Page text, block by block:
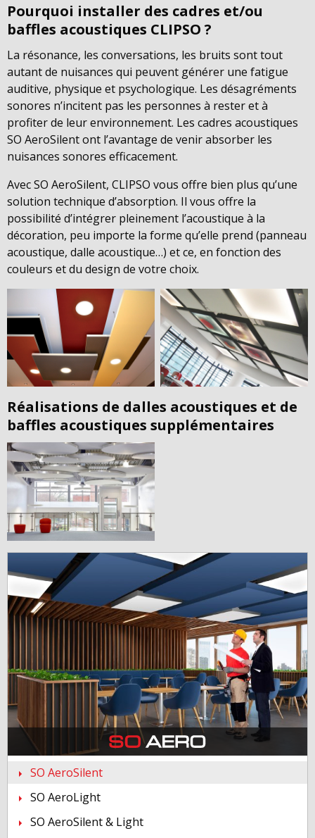
Pourquoi installer des cadres et/ou
baffles acoustiques CLIPSO ?
La résonance, les conversations, les bruits sont tout
autant de nuisances qui peuvent générer une fatigue
auditive, physique et psychologique. Les désagréments
sonores n’incitent pas les personnes à rester et à
profiter de leur environnement. Les cadres acoustiques
SO AeroSilent ont l’avantage de venir absorber les
nuisances sonores efficacement.
Avec SO AeroSilent, CLIPSO vous offre bien plus qu’une
solution technique d’absorption. Il vous offre la
possibilité d’intégrer pleinement l’acoustique à la
décoration, peu importe la forme qu’elle prend (panneau
acoustique, dalle acoustique…) et ce, en fonction des
couleurs et du design de votre choix.
Réalisations de dalles acoustiques et de
baffles acoustiques supplémentaires
SO AeroSilent
SO AeroLight
SO AeroSilent & Light